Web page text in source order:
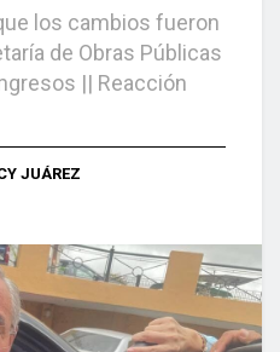
los cambios fueron
de Obras Públicas
|| Reacción
JUÁREZ